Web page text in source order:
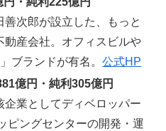
次郎が設立した、もっと
動産会社。オフィスビルや
ブランドが有名。公式HP
億円・純利305億円
業としてディベロッパー
ピングセンターの開発・運